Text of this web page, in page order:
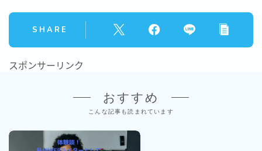
SHARE
スポンサーリンク
おすすめ
こんな記事も読まれています